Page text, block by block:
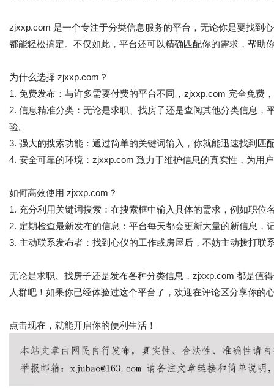
zjxxp.com 是一个专注于分类信息服务的平台，无论你是要找到
都能轻松搞定。不仅如此，平台还可以精确匹配你的需求，帮助
为什么选择 zjxxp.com？
1. 免费发布：与许多需要付费的平台不同，zjxxp.com 完全免费
2. 信息精准分类：无论是求职、找房子还是查阅其他分类信息
验。
3. 强大的搜索功能：通过简单的关键词输入，你就能迅速找到匹
4. 安全可靠的环境：zjxxp.com 致力于维护信息的真实性，为用
如何高效使用 zjxxp.com？
1. 充分利用关键词搜索：在搜索框中输入具体的需求，例如职位
2. 定期检查最新发布的信息：平台每天都会更新大量的新信息，
3. 主动联系发布者：找到心仪的工作或房屋后，不妨主动拨打联
无论是求职、找房子还是发布各种分类信息，zjxxp.com 都是值
人群吧！如果你已经体验过这个平台了，欢迎在评论区分享你的
点击现在，就能开启你的便利生活！